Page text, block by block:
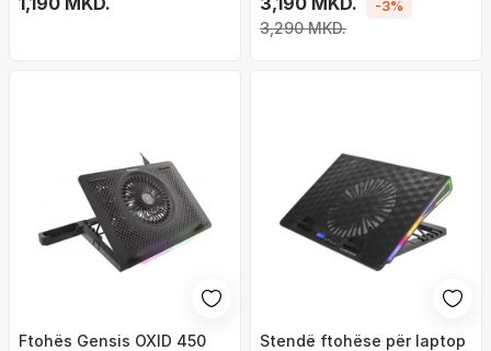
3,290 MKD.
-3%
Ftohës Gensis OXID 450
Stendë ftohëse për laptop